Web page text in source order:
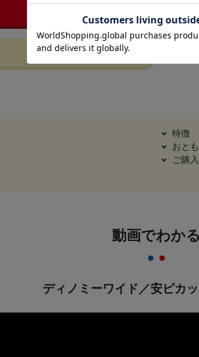
カートに入れる
特徴
おと
ご購
動画でわかる
ディノミーワイド／安ピカ